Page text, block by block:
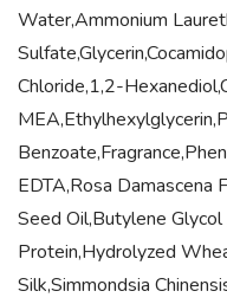
Water,Ammonium
Chloride,1,2-
EDTA,Rosa Damascena
Seed Oil,Butylene
Protein,Hydrolyzed
Silk,Simmondsia